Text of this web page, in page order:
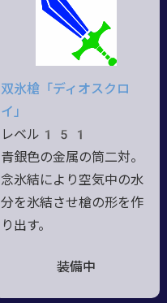
双氷槍「ディオスクロ
イ」
レベル151
青銀色の金属の筒二対。
念氷結により空気中の水
分を氷結させ槍の形を作
り出す。
装備中